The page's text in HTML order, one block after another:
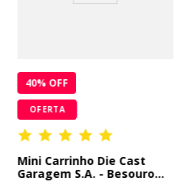
40% OFF
OFERTA
Mini Carrinho Die Cast
Garagem S.A. - Besouro